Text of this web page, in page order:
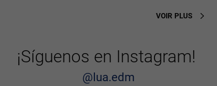
VOIR PLUS
¡Síguenos en Instagram!
@lua.edm